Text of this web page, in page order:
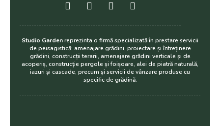
Studio Gardenreprezinta o firmă specializată în prestare servicii
de peisagistică: amenajare grădini, proiectare și întreținere
grădini, construcții terarii, amenajare grădini verticale și de
acoperiș, construcție pergole și foișoare, alei de piatră naturală,
iazuri și cascade, precum și servicii de vânzare produse cu
specific de grădină.